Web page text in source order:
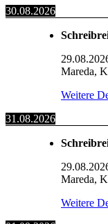
30.08.2026
Mareda,
Weitere
31.08.2026
Mareda,
Weitere